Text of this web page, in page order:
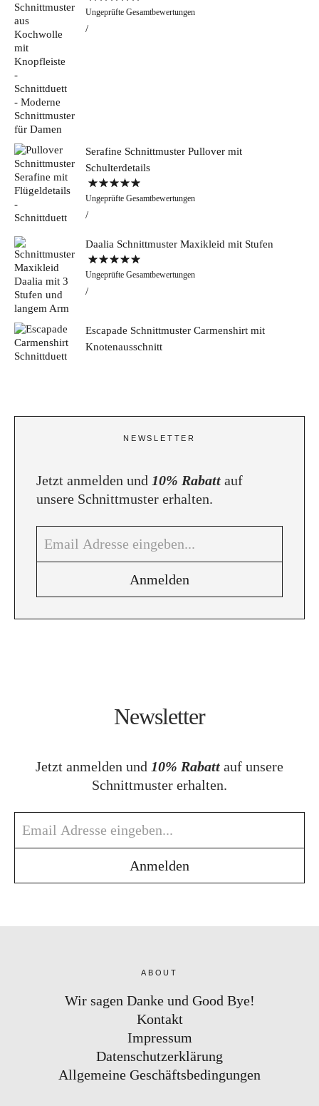
Bewertet mit
5.00von 5
Ungeprüfte Gesamtbewertungen
Serafine Schnittmuster Pullover mit
Schulterdetails
Bewertet mit
5.00von 5
Ungeprüfte Gesamtbewertungen
Daalia Schnittmuster Maxikleid mit Stufen
Bewertet mit
5.00von 5
Ungeprüfte Gesamtbewertungen
Escapade Schnittmuster Carmenshirt mit
Knotenausschnitt
NEWSLETTER
Jetzt anmelden und 10% Rabatt auf
unsere Schnittmuster erhalten.
Newsletter
Jetzt anmelden und 10% Rabatt auf unsere
Schnittmuster erhalten.
ABOUT
Wir sagen Danke und Good Bye!
Kontakt
Impressum
Datenschutzerklärung
Allgemeine Geschäftsbedingungen